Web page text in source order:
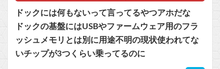
ドックには何もないって言ってるやつアホだな
ドックの基盤にはUSBやファームウェア用のフラ
ッシュメモリとは別に用途不明の現状使われてな
いチップが3つくらい乗ってるのに